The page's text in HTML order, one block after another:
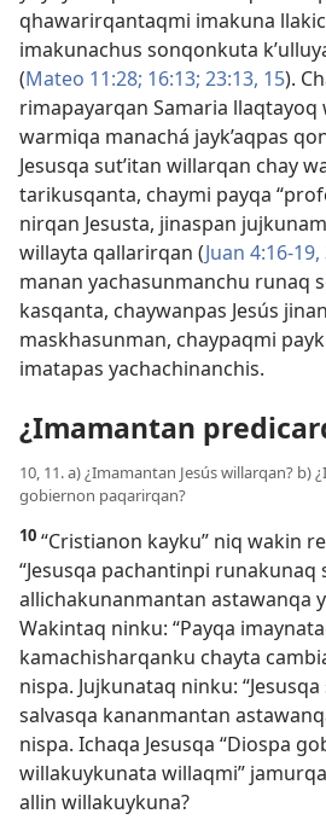
qhawarirqantaqmi imakuna
imakunachus sonqonkuta
(Mateo 11:28; 16:13; 23:13, 15).
rimapayarqan Samaria llaqtayoq
warmiqa manachá jayk’aqpas
Jesusqa sut’itan willarqan chay
tarikusqanta, chaymi payqa
nirqan Jesusta, jinaspan
willayta qallarirqan (Juan 4:16-19,
manan yachasunmanchu runaq
kasqanta, chaywanpas Jesús
maskhasunman, chaypaqmi
imatapas yachachinanchis.
¿Imamantan
10, 11. a) ¿Imamantan Jesús willarqan? b)
gobiernon paqarirqan?
10 “Cristianon kayku” niq wakin
“Jesusqa pachantinpi runakunaq
allichakunanmantan astawanqa
Wakintaq ninku: “Payqa
kamachisharqanku chayta
nispa. Jujkunataq ninku:
salvasqa kananmantan
nispa. Ichaqa Jesusqa “Diospa
willakuykunata willaqmi”
allin willakuykuna?